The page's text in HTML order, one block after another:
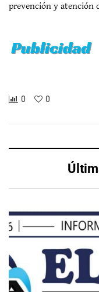
prevención y atención
0 0